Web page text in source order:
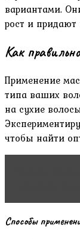
вариантами.
рост и
Как
Применение
типа ваших
на сухие
чтобы найти
Способы